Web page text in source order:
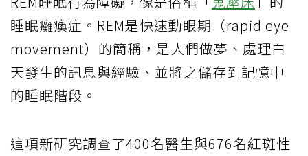
睡眠癱瘓症。REM是快速動眼期（rapid eye
movement）的簡稱，是人們做夢、處理白
天發生的訊息與經驗、並將之儲存到記憶中
的睡眠階段。
這項新研究調查了400名醫生與676名紅斑性